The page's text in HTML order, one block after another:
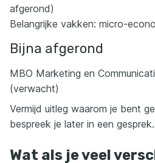
afgerond)
Belangrijke vakken: micro-
Bijna afgerond
MBO Marketing en
(verwacht)
Vermijd uitleg waarom je bent
bespreek je later in een gesprek.
Wat als je veel